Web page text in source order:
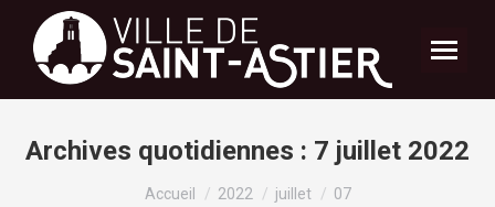
Archives quotidiennes : 7 juillet 2022
Vous êtes ici :
Accueil 2022 juillet 07